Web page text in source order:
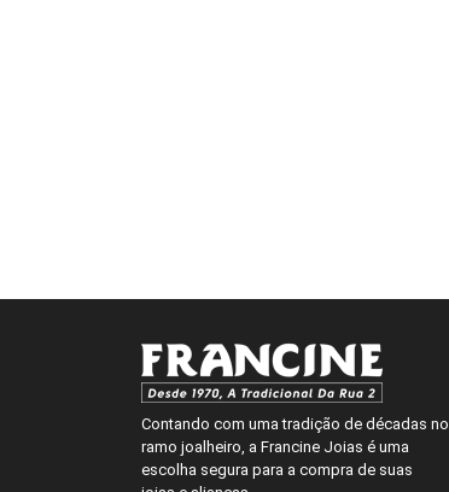
Contando com uma tradição de décadas no
ramo joalheiro, a Francine Joias é uma
escolha segura para a compra de suas